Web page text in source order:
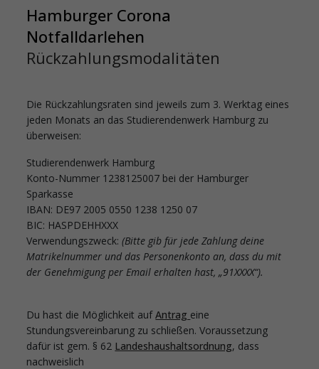
Hamburger Corona
Notfalldarlehen
Rückzahlungsmodalitäten
Die Rückzahlungsraten sind jeweils zum 3. Werktag eines
jeden Monats an das Studierendenwerk Hamburg zu
überweisen:
Studierendenwerk Hamburg
Konto-Nummer 1238125007 bei der Hamburger
Sparkasse
IBAN: DE97 2005 0550 1238 1250 07
BIC: HASPDEHHXXX
Verwendungszweck:(Bitte gib für jede Zahlung deine
Matrikelnummer und das Personenkonto an, dass du mit
der Genehmigung per Email erhalten hast, „91XXXX“).
Du hast die Möglichkeit aufAntrag eine
Stundungsvereinbarung zu schließen. Voraussetzung
dafür ist gem. § 62 Landeshaushaltsordnung, dass
nachweislich